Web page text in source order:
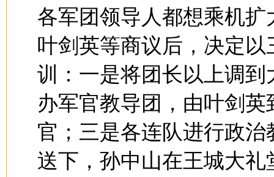
各军团领导人都想乘机
叶剑英等商议后，决定
训：一是将团长以上调
办军官教导团，由叶剑
官；三是各连队进行政
送下，孙中山在王城大